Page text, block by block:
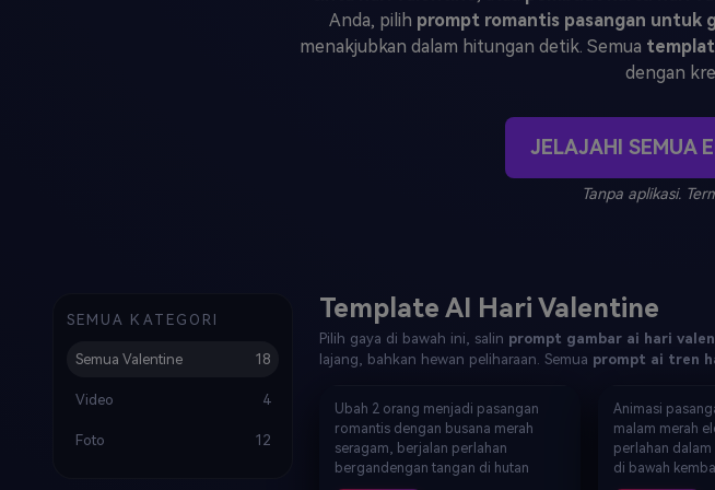
Veo3 Vidu Pixverse
Anda, pilih prompt romantis pasangan untuk
menakjubkan dalam hitungan detik. Semua
dengan
JELAJAHI SEMUA
Tanpa aplikasi.
SEMUA KATEGORI
Semua Valentine 18
Video 4
Foto 12
Template AI Hari Valentine
Pilih gaya di bawah ini, salin prompt gambar ai hari
lajang, bahkan hewan peliharaan. Semua prompt ai tren
Video · Bergandengan Tangan
Ubah 2 orang menjadi pasangan
romantis dengan busana merah
seragam, berjalan perlahan
bergandengan tangan di hutan
Video · Pelukan
Animasi
malam merah
perlahan
di bawah